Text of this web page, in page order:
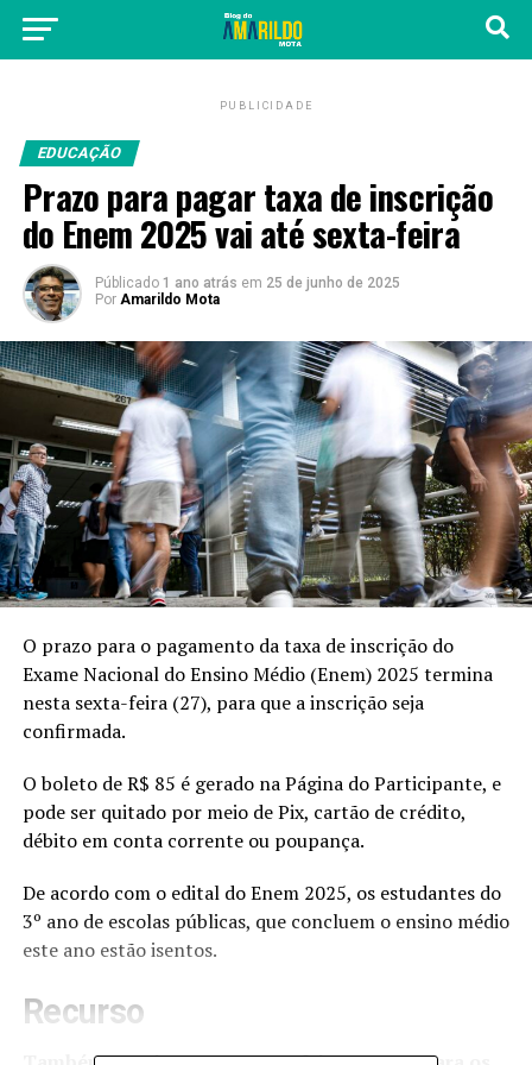
PUBLICIDADE
EDUCAÇÃO
Prazo para pagar taxa de inscrição
do Enem 2025 vai até sexta-feira
Públicado 1 ano atrás em 25 de junho de 2025
Por Amarildo Mota
O prazo para o pagamento da taxa de inscrição do
Exame Nacional do Ensino Médio (Enem) 2025 termina
nesta sexta-feira (27), para que a inscrição seja
confirmada.
O boleto de R$ 85 é gerado naPágina do Participante, e
pode ser quitado por meio de Pix, cartão de crédito,
débito em conta corrente ou poupança.
De acordo com o edital do Enem 2025, os estudantes do
3º ano de escolas públicas, que concluem o ensino médio
este ano estão isentos.
Recurso